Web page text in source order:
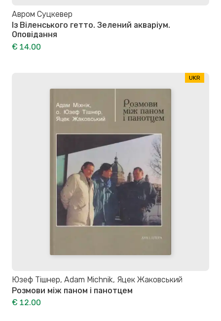
Авром Суцкевер
Із Віленського гетто. Зелений акваріум.
Оповідання
€ 14.00
UKR
Юзеф Тішнер, Adam Michnik, Яцек Жаковський
Розмови між паном і панотцем
€ 12.00